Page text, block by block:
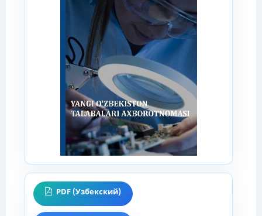
PDF (Узбекский)